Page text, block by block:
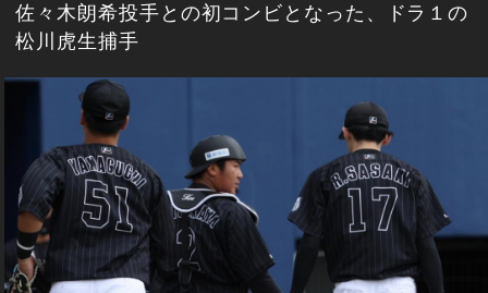
佐々木朗希投手との初コンビとなった、ドラ１の
松川虎生捕手